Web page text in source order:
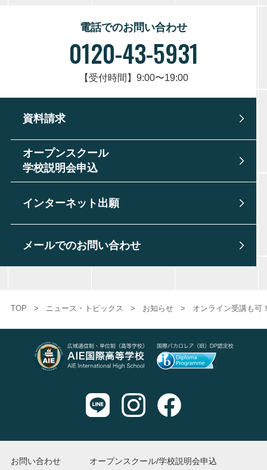
電話でのお問い合わせ
0120-43-5931
【受付時間】9:00〜19:00
資料請求
オープンスクール
学校説明会申込
インターネット出願
メールでのお問い合わせ
TOP > ニュース・トピックス > お知らせ > オンライン受講も可
お問い合わせ オープンスクール/学校説明会申込